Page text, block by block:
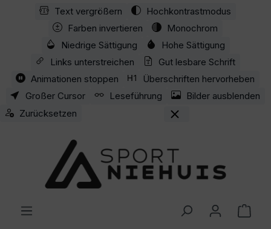
Zum Hauptinhalt springen
Text vergrößern
Hochkontrastmodus
Farben invertieren
Monochrom
Niedrige Sättigung
Hohe Sättigung
Links unterstreichen
Gut lesbare Schrift
Animationen stoppen
Überschriften hervorheben
Großer Cursor
Leseführung
Bilder ausblenden
Zurücksetzen